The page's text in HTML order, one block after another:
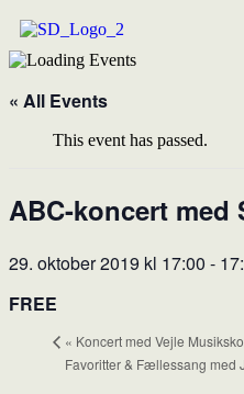
« All Events
This event has passed.
ABC-koncert med
29. oktober 2019 kl 17:00 -
FREE
« Koncert med Vejle
Favoritter & Fællessang med